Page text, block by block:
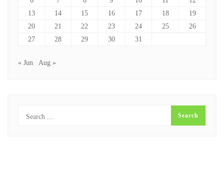
13
14 15 16 17 18
19
20
21 22 23 24 25
26
27
28 29 30 31
« Jun Aug »